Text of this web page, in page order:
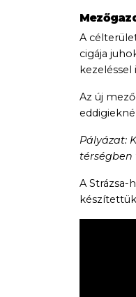
A
cigája
Az új
Pályázat:
térségben
A